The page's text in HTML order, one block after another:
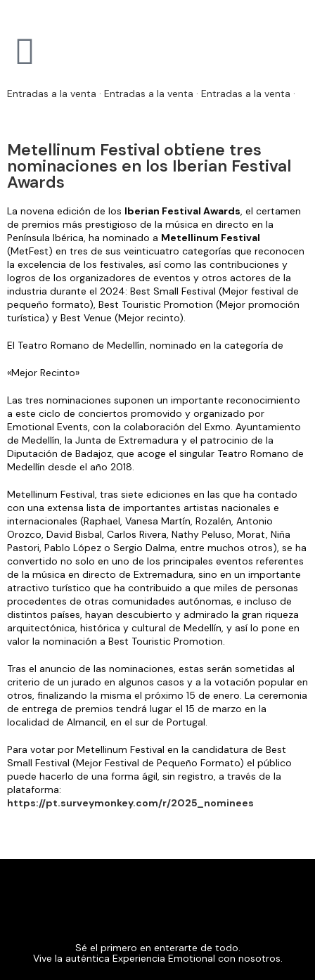
Entradas a la venta · Entradas a la venta · Entradas a la venta ·
Metellinum Festival obtiene tres
nominaciones en los Iberian Festival
Awards
La novena edición de los Iberian Festival Awards, el certamen
de premios más prestigioso de la música en directo en la
Península Ibérica, ha nominado a Metellinum Festival
(MetFest) en tres de sus veinticuatro categorías que reconocen
la excelencia de los festivales, así como las contribuciones y
logros de los organizadores de eventos y otros actores de la
industria durante el 2024: Best Small Festival (Mejor festival de
pequeño formato), Best Touristic Promotion (Mejor promoción
turística) y Best Venue (Mejor recinto).
El Teatro Romano de Medellín, nominado en la categoría de
«Mejor Recinto»
Las tres nominaciones suponen un importante reconocimiento
a este ciclo de conciertos promovido y organizado por
Emotional Events, con la colaboración del Exmo. Ayuntamiento
de Medellín, la Junta de Extremadura y el patrocinio de la
Diputación de Badajoz, que acoge el singular Teatro Romano de
Medellín desde el año 2018.
Metellinum Festival, tras siete ediciones en las que ha contado
con una extensa lista de importantes artistas nacionales e
internacionales (Raphael, Vanesa Martín, Rozalén, Antonio
Orozco, David Bisbal, Carlos Rivera, Nathy Peluso, Morat, Niña
Pastori, Pablo López o Sergio Dalma, entre muchos otros), se ha
convertido no solo en uno de los principales eventos referentes
de la música en directo de Extremadura, sino en un importante
atractivo turístico que ha contribuido a que miles de personas
procedentes de otras comunidades autónomas, e incluso de
distintos países, hayan descubierto y admirado la gran riqueza
arquitectónica, histórica y cultural de Medellín, y así lo pone en
valor la nominación a Best Touristic Promotion.
Tras el anuncio de las nominaciones, estas serán sometidas al
criterio de un jurado en algunos casos y a la votación popular en
otros, finalizando la misma el próximo 15 de enero. La ceremonia
de entrega de premios tendrá lugar el 15 de marzo en la
localidad de Almancil, en el sur de Portugal.
Para votar por Metellinum Festival en la candidatura de Best
Small Festival (Mejor Festival de Pequeño Formato) el público
puede hacerlo de una forma ágil, sin registro, a través de la
plataforma:
https://pt.surveymonkey.com/r/2025_nominees
Sé el primero en enterarte de todo.
Vive la auténtica Experiencia Emotional con nosotros.